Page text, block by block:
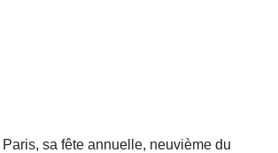
sa fête annuelle, neuvième du